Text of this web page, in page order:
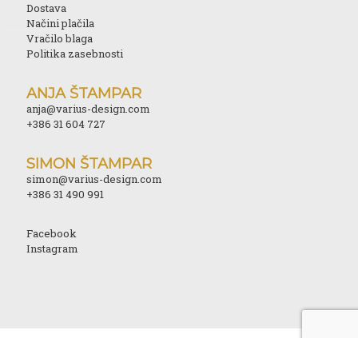
Dostava
Načini plačila
Vračilo blaga
Politika zasebnosti
ANJA ŠTAMPAR
anja@varius-design.com
+386 31 604 727
SIMON ŠTAMPAR
simon@varius-design.com
+386 31 490 991
Facebook
Instagram